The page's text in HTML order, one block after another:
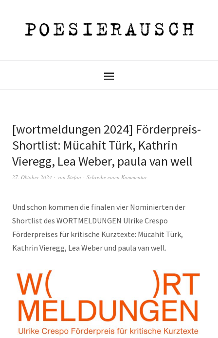
[wortmeldungen 2024] Förderpreis-
Shortlist: Mücahit Türk, Kathrin
Vieregg, Lea Weber, paula van well
27. Oktober 2024 von Stefan Schreibe einen Kommentar
Und schon kommen die finalen vier Nominierten der
Shortlist des WORTMELDUNGEN Ulrike Crespo
Förderpreises für kritische Kurztexte: Mücahit Türk,
Kathrin Vieregg, Lea Weber und paula van well.